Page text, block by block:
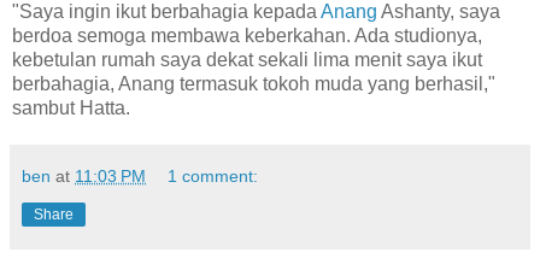
"Saya ingin ikut berbahagia kepada Anang Ashanty, saya
berdoa semoga membawa keberkahan. Ada studionya,
kebetulan rumah saya dekat sekali lima menit saya ikut
berbahagia, Anang termasuk tokoh muda yang berhasil,"
sambut Hatta.
ben at 11:03 PM 1 comment:
Share